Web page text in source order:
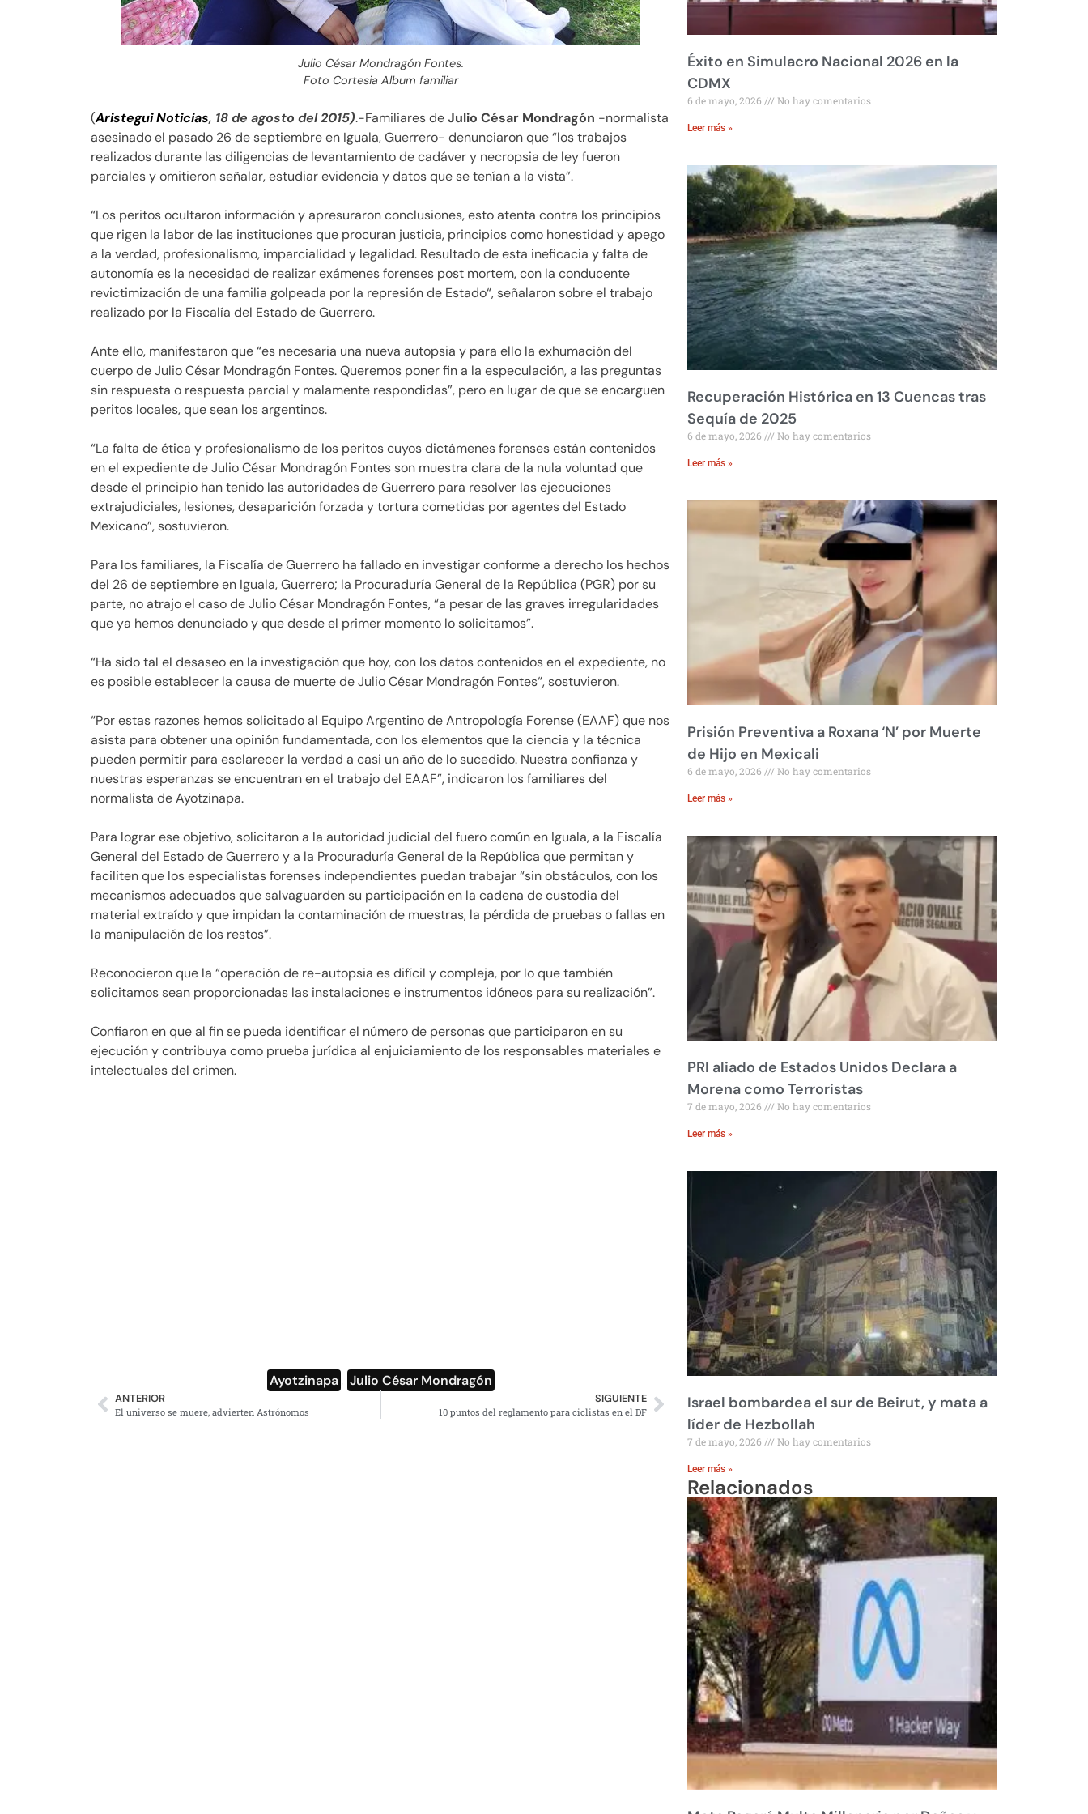
Julio César Mondragón Fontes.
Foto Cortesia Album familiar
(Aristegui Noticias, 18 de agosto del 2015).-Familiares deJulio César Mondragón -normalista
asesinado el pasado 26 de septiembre en Iguala, Guerrero- denunciaron que “los trabajos
realizados durante las diligencias de levantamiento de cadáver y necropsia de ley fueron
parciales y omitieron señalar, estudiar evidencia y datos que se tenían a la vista”.
“Los peritos ocultaron información y apresuraron conclusiones, esto atenta contra los principios
que rigen la labor de las instituciones que procuran justicia, principios como honestidad y apego
a la verdad, profesionalismo, imparcialidad y legalidad. Resultado de esta ineficacia y falta de
autonomía es la necesidad de realizar exámenes forenses post mortem, con la conducente
revictimización de una familia golpeada por la represión de Estado“, señalaron sobre el trabajo
realizado por la Fiscalía del Estado de Guerrero.
Ante ello, manifestaron que “es necesaria una nueva autopsia y para ello la exhumación del
cuerpo de Julio César Mondragón Fontes. Queremos poner fin a la especulación, a las preguntas
sin respuesta o respuesta parcial y malamente respondidas”, pero en lugar de que se encarguen
peritos locales, que sean los argentinos.
“La falta de ética y profesionalismo de los peritos cuyos dictámenes forenses están contenidos
en el expediente de Julio César Mondragón Fontes son muestra clara de la nula voluntad que
desde el principio han tenido las autoridades de Guerrero para resolver las ejecuciones
extrajudiciales, lesiones, desaparición forzada y tortura cometidas por agentes del Estado
Mexicano”, sostuvieron.
Para los familiares, la Fiscalía de Guerrero ha fallado en investigar conforme a derecho los hechos
del 26 de septiembre en Iguala, Guerrero; la Procuraduría General de la República (PGR) por su
parte, no atrajo el caso de Julio César Mondragón Fontes, “a pesar de las graves irregularidades
que ya hemos denunciado y que desde el primer momento lo solicitamos”.
“Ha sido tal el desaseo en la investigación que hoy, con los datos contenidos en el expediente, no
es posible establecer la causa de muerte de Julio César Mondragón Fontes“, sostuvieron.
“Por estas razones hemos solicitado al Equipo Argentino de Antropología Forense (EAAF) que nos
asista para obtener una opinión fundamentada, con los elementos que la ciencia y la técnica
pueden permitir para esclarecer la verdad a casi un año de lo sucedido. Nuestra confianza y
nuestras esperanzas se encuentran en el trabajo del EAAF”, indicaron los familiares del
normalista de Ayotzinapa.
Para lograr ese objetivo, solicitaron a la autoridad judicial del fuero común en Iguala, a la Fiscalía
General del Estado de Guerrero y a la Procuraduría General de la República que permitan y
faciliten que los especialistas forenses independientes puedan trabajar “sin obstáculos, con los
mecanismos adecuados que salvaguarden su participación en la cadena de custodia del
material extraído y que impidan la contaminación de muestras, la pérdida de pruebas o fallas en
la manipulación de los restos”.
Reconocieron que la “operación de re-autopsia es difícil y compleja, por lo que también
solicitamos sean proporcionadas las instalaciones e instrumentos idóneos para su realización”.
Confiaron en que al fin se pueda identificar el número de personas que participaron en su
ejecución y contribuya como prueba jurídica al enjuiciamiento de los responsables materiales e
intelectuales del crimen.
Ayotzinapa Julio César Mondragón
ANTERIOR
El universo se muere, advierten Astrónomos
SIGUIENTE
10 puntos del reglamento para ciclistas en el DF
Éxito en Simulacro Nacional 2026 en la
CDMX
6 de mayo, 2026 No hay comentarios
Leer más »
Recuperación Histórica en 13 Cuencas tras
Sequía de 2025
6 de mayo, 2026 No hay comentarios
Leer más »
Prisión Preventiva a Roxana ‘N’ por Muerte
de Hijo en Mexicali
6 de mayo, 2026 No hay comentarios
Leer más »
PRI aliado de Estados Unidos Declara a
Morena como Terroristas
7 de mayo, 2026 No hay comentarios
Leer más »
Israel bombardea el sur de Beirut, y mata a
líder de Hezbollah
7 de mayo, 2026 No hay comentarios
Leer más »
Relacionados